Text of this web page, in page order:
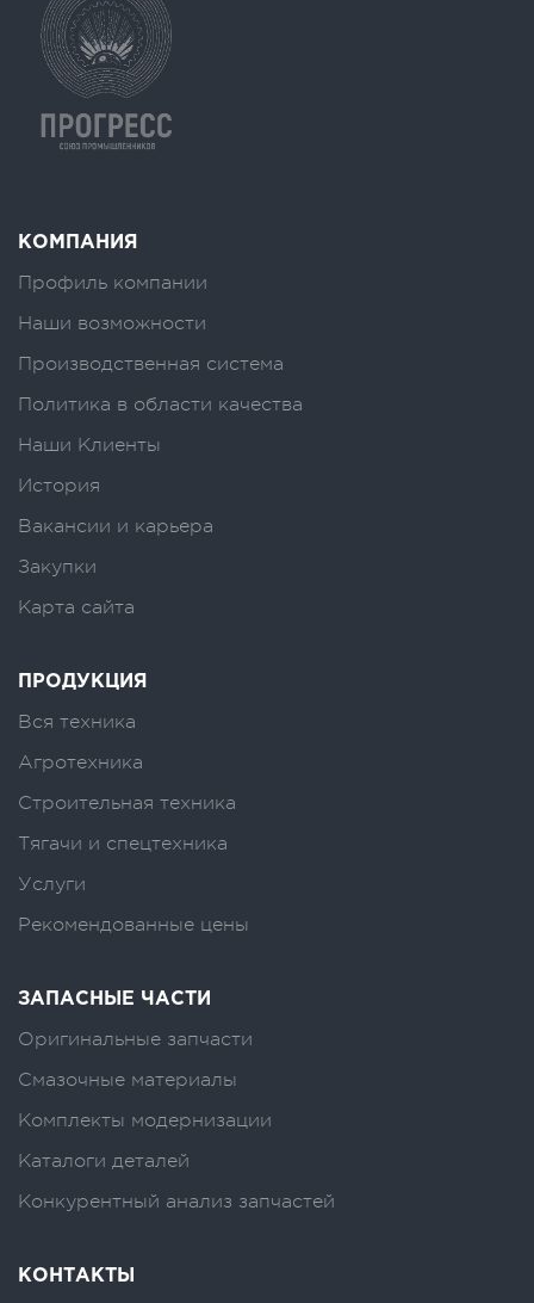
КОМПАНИЯ
Профиль компании
Наши возможности
Производственная система
Политика в области качества
Наши Клиенты
История
Вакансии и карьера
Закупки
Карта сайта
ПРОДУКЦИЯ
Вся техника
Агротехника
Строительная техника
Тягачи и спецтехника
Услуги
Рекомендованные цены
ЗАПАСНЫЕ ЧАСТИ
Оригинальные запчасти
Смазочные материалы
Комплекты модернизации
Каталоги деталей
Конкурентный анализ запчастей
КОНТАКТЫ